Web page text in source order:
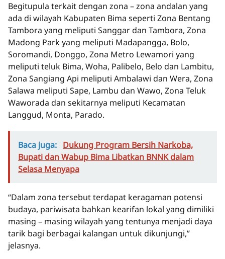
Begitupula terkait dengan zona – zona andalan yang
ada di wilayah Kabupaten Bima seperti Zona Bentang
Tambora yang meliputi Sanggar dan Tambora, Zona
Madong Park yang meliputi Madapangga, Bolo,
Soromandi, Donggo, Zona Metro Lewamori yang
meliputi teluk Bima, Woha, Palibelo, Belo dan Lambitu,
Zona Sangiang Api meliputi Ambalawi dan Wera, Zona
Salawa meliputi Sape, Lambu dan Wawo, Zona Teluk
Waworada dan sekitarnya meliputi Kecamatan
Langgud, Monta, Parado.
Baca juga: Dukung Program Bersih Narkoba,
Bupati dan Wabup Bima Libatkan BNNK dalam
Selasa Menyapa
“Dalam zona tersebut terdapat keragaman potensi
budaya, pariwisata bahkan kearifan lokal yang dimiliki
masing – masing wilayah yang tentunya menjadi daya
tarik bagi berbagai kalangan untuk dikunjungi,”
jelasnya.